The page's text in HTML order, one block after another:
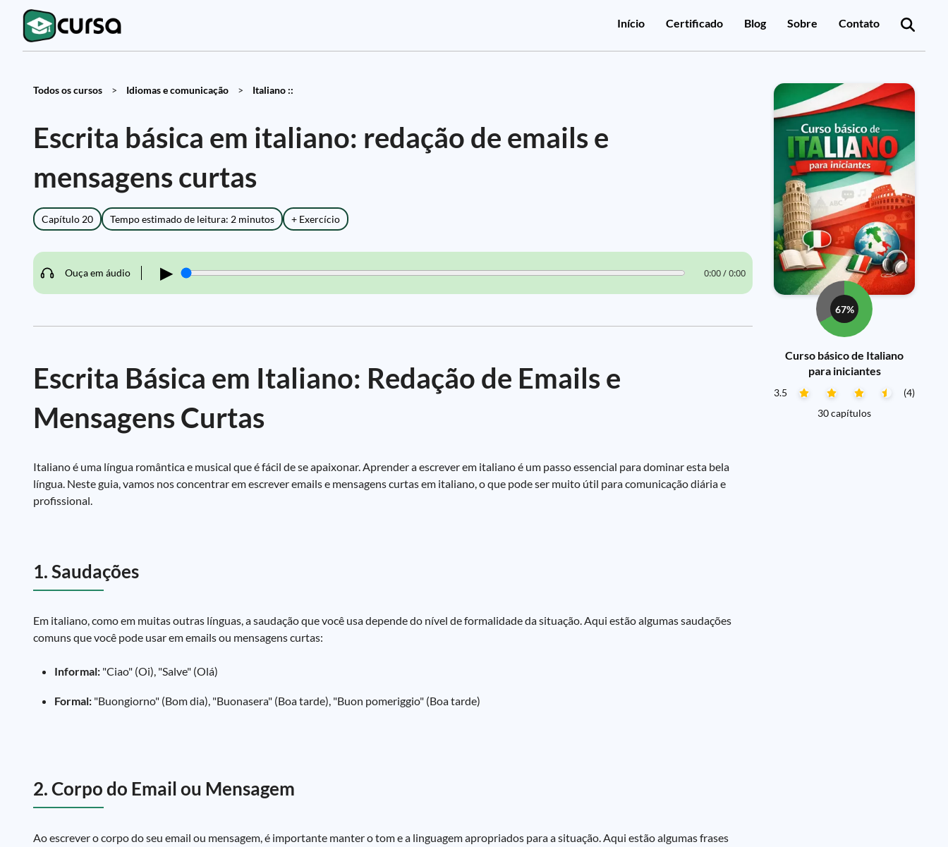
Início Certificado Blog Sobre Contato
Todos os cursos > Idiomas e comunicação > Italiano ::
Escrita básica em italiano: redação de emails e
mensagens curtas
Capítulo 20 Tempo estimado de leitura: 2 minutos + Exercício
Ouça em áudio ▶ 0:00 / 0:00
Escrita Básica em Italiano: Redação de Emails e
Mensagens Curtas
Italiano é uma língua romântica e musical que é fácil de se apaixonar. Aprender a escrever em italiano é um passo essencial para dominar esta bela
língua. Neste guia, vamos nos concentrar em escrever emails e mensagens curtas em italiano, o que pode ser muito útil para comunicação diária e
profissional.
1. Saudações
Em italiano, como em muitas outras línguas, a saudação que você usa depende do nível de formalidade da situação. Aqui estão algumas saudações
comuns que você pode usar em emails ou mensagens curtas:
Informal: "Ciao" (Oi), "Salve" (Olá)
Formal: "Buongiorno" (Bom dia), "Buonasera" (Boa tarde), "Buon pomeriggio" (Boa tarde)
2. Corpo do Email ou Mensagem
Ao escrever o corpo do seu email ou mensagem, é importante manter o tom e a linguagem apropriados para a situação. Aqui estão algumas frases
67%
Curso básico de Italiano
para iniciantes
3.5
(4)
30 capítulos